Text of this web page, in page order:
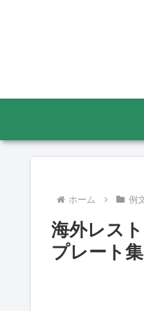
ホーム 例
海外レス
プレート集